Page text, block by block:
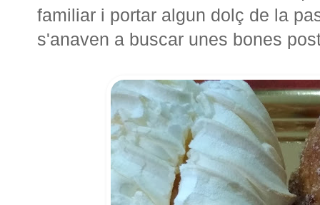
familiar i portar algun dolç de la
s'anaven a buscar unes bones